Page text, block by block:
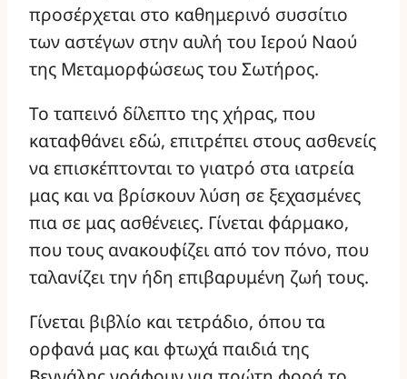
προσέρχεται στο καθημερινό συσσίτιο
των αστέγων στην αυλή του Ιερού Ναού
της Μεταμορφώσεως του Σωτήρος.
Το ταπεινό δίλεπτο της χήρας, που
καταφθάνει εδώ, επιτρέπει στους ασθενείς
να επισκέπτονται το γιατρό στα ιατρεία
μας και να βρίσκουν λύση σε ξεχασμένες
πια σε μας ασθένειες. Γίνεται φάρμακο,
που τους ανακουφίζει από τον πόνο, που
ταλανίζει την ήδη επιβαρυμένη ζωή τους.
Γίνεται βιβλίο και τετράδιο, όπου τα
ορφανά μας και φτωχά παιδιά της